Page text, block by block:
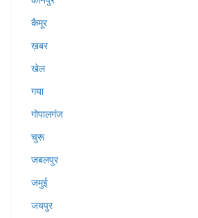
कैमूर
ख़बर
खेल
गया
गोपालगंज
चुरू
जबलपुर
जमुई
जयपुर